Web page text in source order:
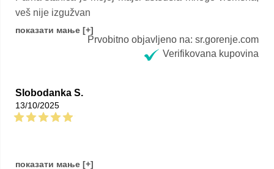
?
veš nije izgužvan
Prvobitno objavljeno na: sr.gorenje.com
Verifikovana kupovina
13/10/2025